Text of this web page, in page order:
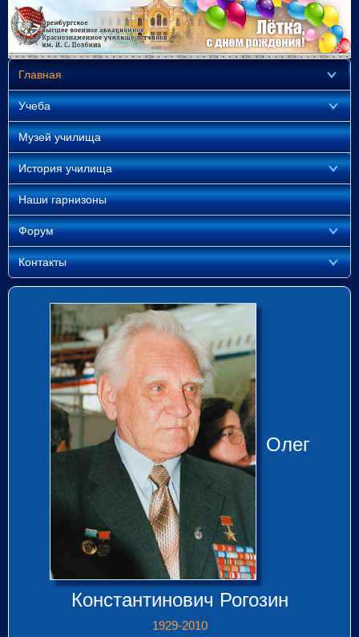
Главная
Учеба
Музей училища
История училища
Наши гарнизоны
Форум
Контакты
Олег
Конс­тан­ти­но­вич Рогозин
1929-2010